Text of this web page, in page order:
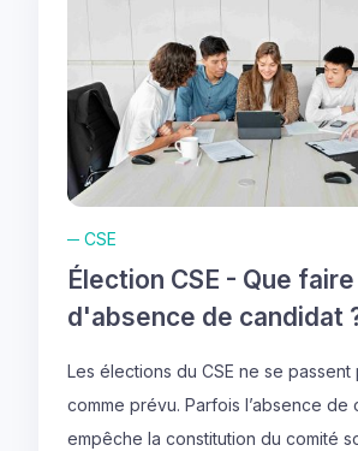
─ CSE
Élection CSE - Que
d'absence de candidat
Les élections du CSE ne se passent
comme prévu. Parfois l’absence de
empêche la constitution du comité